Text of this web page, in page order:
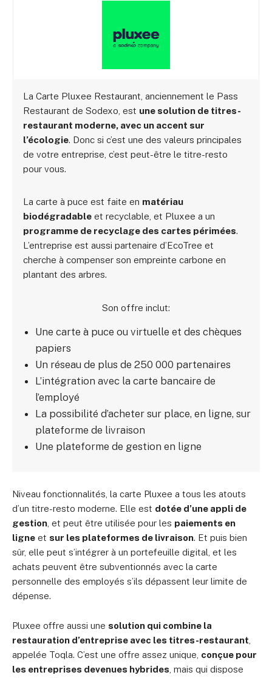
La Carte Pluxee Restaurant, anciennement le Pass
Restaurant de Sodexo, est une solution de titres-
restaurant moderne, avec un accent sur
l’écologie. Donc si c’est une des valeurs principales
de votre entreprise, c’est peut-être le titre-resto
pour vous.
La carte à puce est faite en matériau
biodégradable et recyclable, et Pluxee a un
programme de recyclage des cartes périmées.
L’entreprise est aussi partenaire d’EcoTree et
cherche à compenser son empreinte carbone en
plantant des arbres.
Son offre inclut:
Une carte à puce ou virtuelle et des chèques
papiers
Un réseau de plus de 250 000 partenaires
L’intégration avec la carte bancaire de
l’employé
La possibilité d’acheter sur place, en ligne, sur
plateforme de livraison
Une plateforme de gestion en ligne
Niveau fonctionnalités, la carte Pluxee a tous les atouts
d’un titre-resto moderne. Elle est dotée d’une appli de
gestion , et peut être utilisée pour les paiements en
ligne et sur les plateformes de livraison. Et puis bien
sûr, elle peut s’intégrer à un portefeuille digital, et les
achats peuvent être subventionnés avec la carte
personnelle des employés s’ils dépassent leur limite de
dépense.
Pluxee offre aussi une solution qui combine la
restauration d’entreprise avec les titres-restaurant
appelée Toqla. C’est une offre assez unique, conçue pour
les entreprises devenues hybrides , mais qui dispose